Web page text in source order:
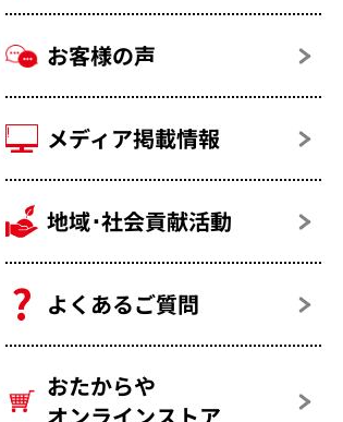
お客様の声
メディア掲載情報
地域･社会貢献活動
よくあるご質問
おたからや